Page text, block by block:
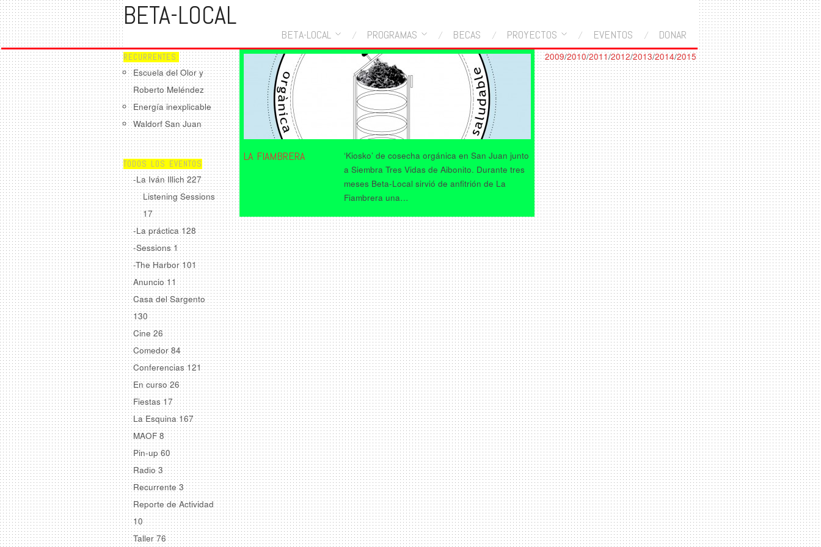
BETA-LOCAL
BETA-LOCAL PROGRAMAS BECAS PROYECTOS EVENTOS DONAR
RECURRENTES:
Escuela del Olor y
Roberto Meléndez
Energía inexplicable
Waldorf San Juan
TODOS LOS EVENTOS
-La Iván Illich227
Listening Sessions
17
-La práctica128
-Sessions 1
-The Harbor101
Anuncio11
Casa del Sargento
130
Cine26
Comedor 84
Conferencias121
En curso26
Fiestas17
La Esquina167
MAOF8
Pin-up60
Radio3
Recurrente3
Reporte de Actividad
10
Taller76
LA FIAMBRERA
‘Kiosko’ de cosecha orgánica en San Juan junto
a Siembra Tres Vidas de Aibonito. Durante tres
meses Beta-Local sirvió de anfitrión de La
Fiambrera una…
2009/2010/2011/2012/2013/2014/2015